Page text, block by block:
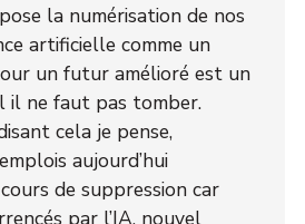
la numérisation de nos
artificielle comme un
un futur amélioré est un
il ne faut pas tomber.
cela je pense,
aujourd’hui
de suppression car
par l’IA, nouvel